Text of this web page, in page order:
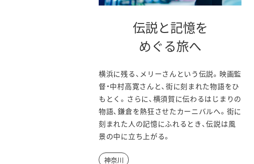
伝説と記憶を
めぐる旅へ
ィ
ン
ド
横浜に残る、メリーさんという伝説。映画監
督・中村高寛さんと、街に刻まれた物語をひ
もとく。さらに、横須賀に伝わるはじまりの
物語、鎌倉を熱狂させたカーニバルへ。街に
刻まれた人の記憶にふれるとき、伝説は風
景の中に立ち上がる。
神奈川